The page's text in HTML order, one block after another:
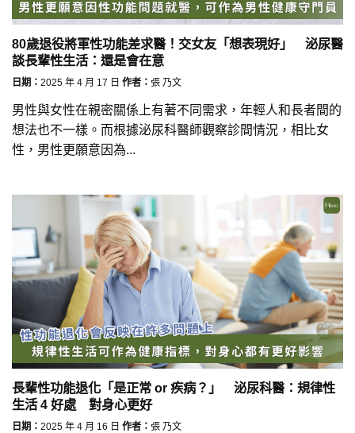
80歲退役將軍性功能差求醫！交女友「想表現好」 泌尿醫
談長輩性生活：還是會在意
日期： 2025 年 4 月 17 日 作者： 張 乃文
男性與女性在親密關係上有著不同需求，年輕人和長者間的
想法也不一樣。而根據泌尿科醫師觀察診間情況，相比女
性，男性更願意因為...
長輩性功能退化「是正常 or 疾病？」 泌尿科醫：規律性
生活 4 好處 對身心更好
日期： 2025 年 4 月 16 日 作者： 張 乃文